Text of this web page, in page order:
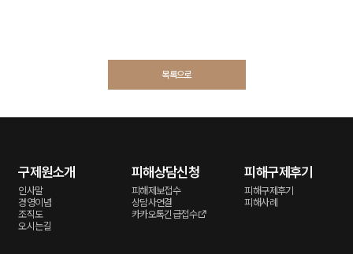
목록으로
구제원소개
인사말
경영이념
조직도
오시는길
피해상담신청
피해제보접수
상담사연결
카카오톡긴급접수
피해구제후기
피해구제후기
피해사례